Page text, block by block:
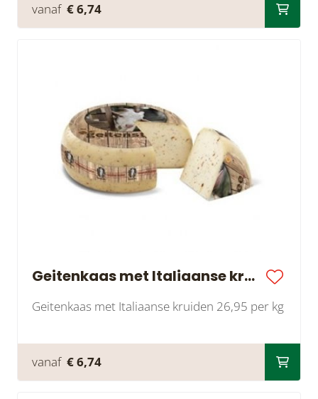
vanaf € 6,74
Geitenkaas met Italiaanse kruiden
Geitenkaas met Italiaanse kruiden 26,95 per kg
vanaf € 6,74